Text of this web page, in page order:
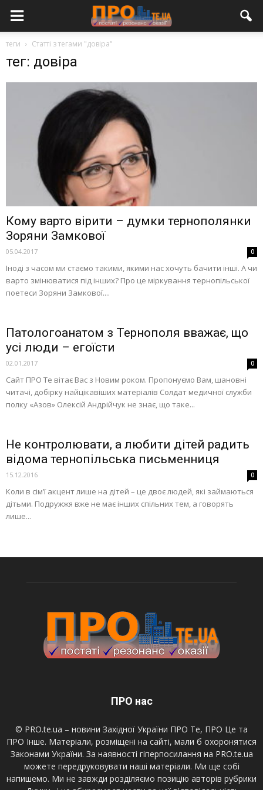
теги Статті з тегами "довіра"
тег: довіра
Кому варто вірити – думки тернополянки
Зоряни Замкової
05.04.2017 0
Іноді з часом ми стаємо такими, якими нас хочуть бачити інші. А чи
варто змінюватися під інших? Про це міркування тернопільської
поетеси Зоряни Замкової....
Патологоанатом з Тернополя вважає, що
усі люди – егоїсти
02.01.2017 0
Сайт ПРО Те вітає Вас з Новим роком. Пропонуємо Вам, шановні
читачі, добірку найцікавіших матеріалів Солдат медичної служби
полку «Азов» Олексій Андрійчук не знає, що таке...
Не контролювати, а любити дітей радить
відома тернопільська письменниця
15.12.2016 0
Коли в сім’ї акцент лише на дітей – це двоє людей, які займаються
дітьми. Подружжя вже не має інших спільних тем, а говорять
лише...
ПРО нас
© PRO.te.ua – новини Західної України ПРО Те, ПРО Це та
ПРО Інше. Матеріали, розміщені на сайті, мали б охоронятися
Законами України. За наявності гіперпосилання на PRO.te.ua
можете передруковувати наші матеріали. Ми ще собі
напишемо. Ми не завжди розділяємо позицію авторів рубрики